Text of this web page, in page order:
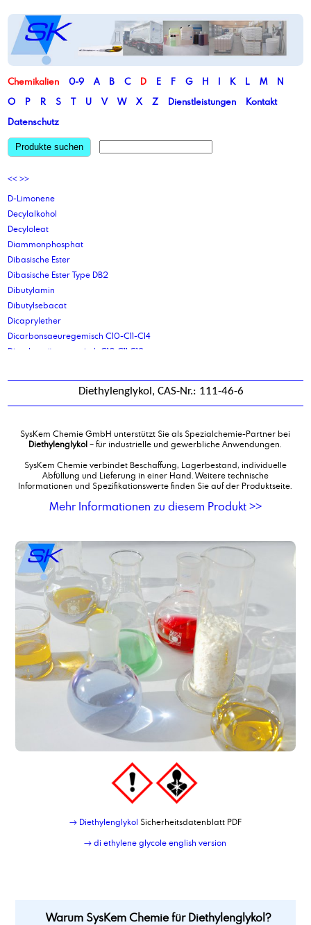
Chemikalien 0-9 A B C D E F G H I K L M
N
O
P R S T U V W X Z Dienstleistungen
Kontakt
Datenschutz
Produkte suchen
<< >>
D-Limonene
Decylalkohol
Decyloleat
Diammonphosphat
Dibasische Ester
Dibasische Ester Type DB2
Dibutylamin
Dibutylsebacat
Dicaprylether
Dicarbonsaeuregemisch C10-C11-C14
Dicarbonsäuregemisch C10 C11 C12
Diethanolamin 98,5%
Diethanolamin, 85 % LFG
Diethylmalonat
Diisodecyladipat
Diisononyladipat
Diisononylphthalat
Dimerfettsäure, hydriert, destilliert
Dimerfettsäure, Pflanzlich 950
Dimerfettsäure, Pflanzlich 970
Dimethyladipat
Dimethylaminopropylamin
Dimethylethanolamin, Endverbleibserklärungspflichtig
Dimethylsulfoxid (DMSO)
Dinatriumsebacat
Dioctyladipat
Dipropylenglykol n-Propyl Ether, DPNP
Dipropylenglykol-n-butylether DPNB
Dipropylenglykoldimethylether DPDM
Dipropylenglykolmonomethylether, DPM
Dodecylbenzolsulfonsäure
Diethylenglykol, CAS-Nr.: 111-46-6
SysKem Chemie GmbH unterstützt Sie als Spezialchemie-Partner bei
Diethylenglykol– für industrielle und gewerbliche Anwendungen.
SysKem Chemie verbindet Beschaffung, Lagerbestand, individuelle
Abfüllung und Lieferung in einer Hand. Weitere technische
Informationen und Spezifikationswerte finden Sie auf der Produktseite.
Mehr Informationen zu diesem Produkt >>
→ Diethylenglykol Sicherheitsdatenblatt PDF
→ di ethylene glycole english version
Warum SysKem Chemie für Diethylenglykol?